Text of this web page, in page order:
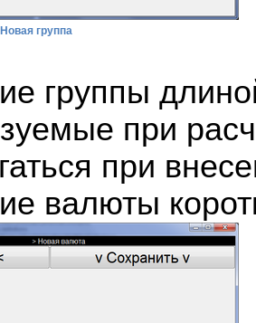
Новая группа
группы
при
при
валюты